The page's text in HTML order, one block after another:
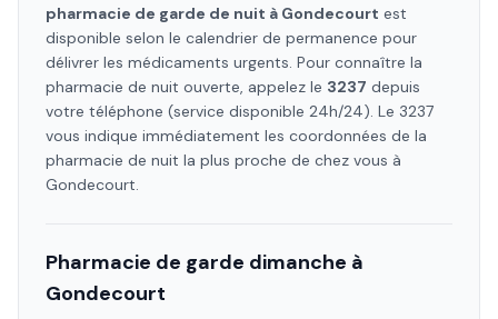
pharmacie de garde de nuit à Gondecourt est
disponible selon le calendrier de permanence pour
délivrer les médicaments urgents. Pour connaître la
pharmacie de nuit ouverte, appelez le 3237 depuis
votre téléphone (service disponible 24h/24). Le 3237
vous indique immédiatement les coordonnées de la
pharmacie de nuit la plus proche de chez vous à
Gondecourt.
Pharmacie de garde dimanche à
Gondecourt